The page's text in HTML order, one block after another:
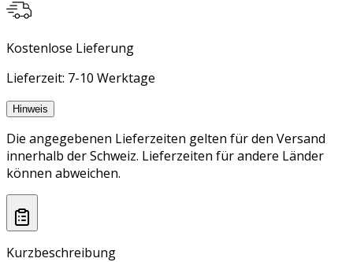
Kostenlose Lieferung
Lieferzeit: 7-10 Werktage
Hinweis
Die angegebenen Lieferzeiten gelten für den Versand
innerhalb der Schweiz. Lieferzeiten für andere Länder
können abweichen.
Kurzbeschreibung